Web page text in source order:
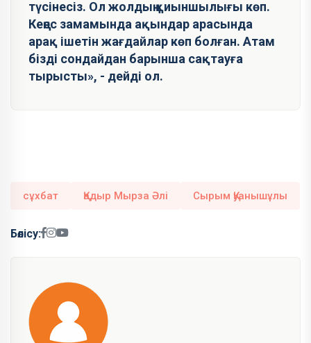
түсінесіз. Ол жолдың қиыншылығы көп.
Кеңес замамында ақындар арасында
арақ ішетін жағдайлар көп болған. Атам
бізді сондайдан барынша сақтауға
тырысты», - дейді ол.
сұхбат Қадыр Мырза Әлі Сырым Қуанышұлы
Бөлісу: